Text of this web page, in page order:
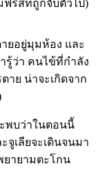
ฟริสที่ถูกจับตัวไป)
ยอยู่มุมห้อง และ
รู้ว่า คนไข้ที่กำลัง
าย น่าจะเกิดจาก
พบว่าในตอนนี้
จูเลียจะเดินจนมา
ยายามตะโกน